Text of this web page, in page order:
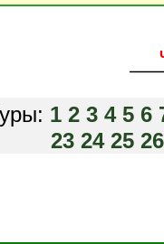
1 2 3 4 5 6
23 24 25 26